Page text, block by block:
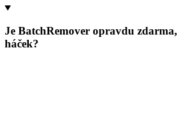
Je BatchRemover opravdu
háček?